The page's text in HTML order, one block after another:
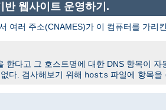
반 웹사이트 운영하기.
여러 주소(CNAMES)가 이 컴퓨터를 가리
한다고 그 호스트명에 대한 DNS 항목이 자
다. 검사해보기 위해 hosts 파일에 항목을